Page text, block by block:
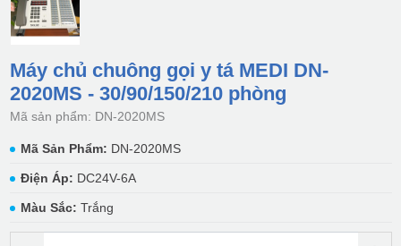
Máy chủ chuông gọi y tá MEDI DN-
2020MS - 30/90/150/210 phòng
Mã sản phẩm: DN-2020MS
Mã Sản Phẩm: DN-2020MS
Điện Áp: DC24V-6A
Màu Sắc: Trắng